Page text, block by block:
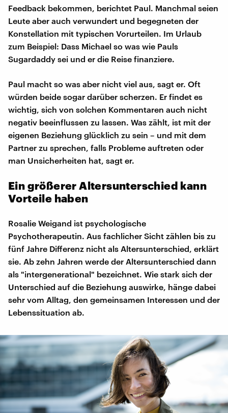
Feedback bekommen, berichtet Paul. Manchmal seien
Leute aber auch verwundert und begegneten der
Konstellation mit typischen Vorurteilen. Im Urlaub
zum Beispiel: Dass Michael so was wie Pauls
Sugardaddy sei und er die Reise finanziere.
Paul macht so was aber nicht viel aus, sagt er. Oft
würden beide sogar darüber scherzen. Er findet es
wichtig, sich von solchen Kommentaren auch nicht
negativ beeinflussen zu lassen. Was zählt, ist mit der
eigenen Beziehung glücklich zu sein – und mit dem
Partner zu sprechen, falls Probleme auftreten oder
man Unsicherheiten hat, sagt er.
Ein größerer Altersunterschied kann
Vorteile haben
Rosalie Weigand ist psychologische
Psychotherapeutin. Aus fachlicher Sicht zählen bis zu
fünf Jahre Differenz nicht als Altersunterschied, erklärt
sie. Ab zehn Jahren werde der Altersunterschied dann
als "intergenerational" bezeichnet. Wie stark sich der
Unterschied auf die Beziehung auswirke, hänge dabei
sehr vom Alltag, den gemeinsamen Interessen und der
Lebenssituation ab.